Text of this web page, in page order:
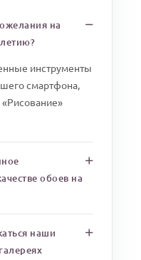
на
инструменты
смартфона,
обоев на
наши